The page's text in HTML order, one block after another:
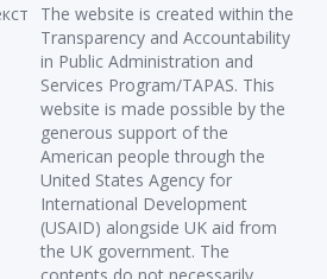
The website is created within the
Transparency and Accountability
in Public Administration and
Services Program/TAPAS. This
website is made possible by the
generous support of the
American people through the
United States Agency for
International Development
(USAID) alongside UK aid from
the UK government. The